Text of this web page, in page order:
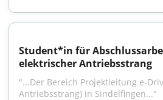
Student*in für
elektrischer Antriebsstrang
"...Der Bereich Projektleitung e-
Antriebsstrang) in Sindelfingen..."